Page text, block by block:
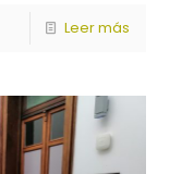
Leer más